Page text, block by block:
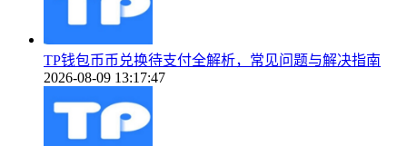
TP钱包币币兑换待支付全解析，常见问题与解决指南
2026-08-09 13:17:47